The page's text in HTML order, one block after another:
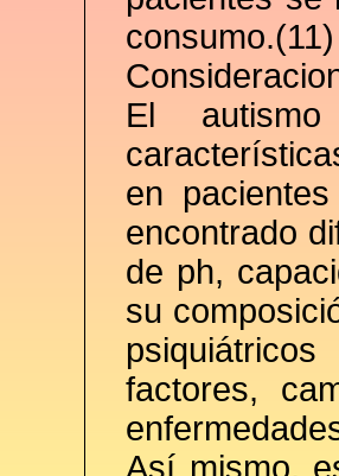
consumo.(11)
El
en
encontrado
de ph,
su
factores,
Así mismo,